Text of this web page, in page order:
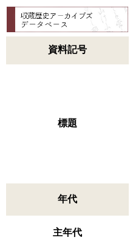
資料記号
標題
年代
主年代